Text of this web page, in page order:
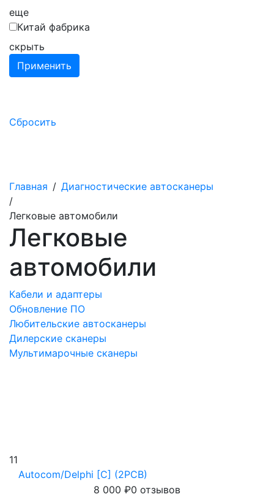
eще
Китай фабрика
скрыть
Применить
Сбросить
Главная / Диагностические автосканеры
/
Легковые автомобили
Легковые
автомобили
Кабели и адаптеры
Обновление ПО
Любительские автосканеры
Дилерские сканеры
Мультимарочные сканеры
11
Autocom/Delphi [C] (2PCB)
8 000 ₽0 отзывов